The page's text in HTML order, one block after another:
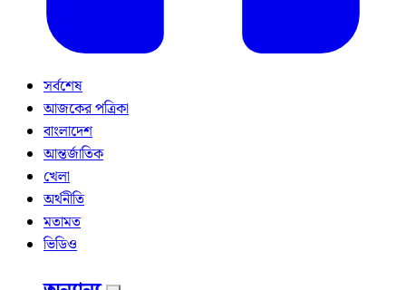
সর্বশেষ
আজকের পত্রিকা
বাংলাদেশ
আন্তর্জাতিক
খেলা
অর্থনীতি
মতামত
ভিডিও